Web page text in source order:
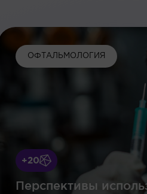
ОФТАЛЬМОЛОГИЯ
+20
Перспективы